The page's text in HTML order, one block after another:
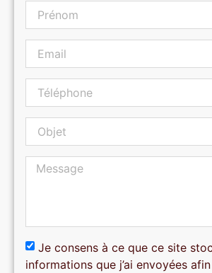
Je consens à ce que ce site
informations que j’ai envoyées